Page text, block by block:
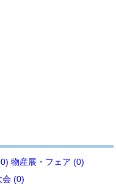
物産展・フェア (0)
会 (0)